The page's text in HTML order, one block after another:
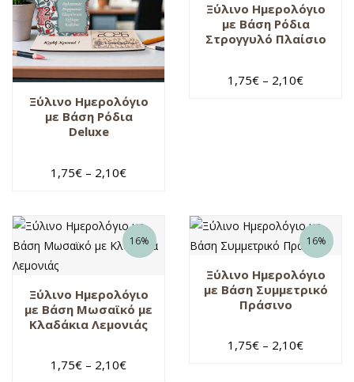
Ξύλινο Ημερολόγιο
με Βάση Ρόδια
Deluxe
1,75€ – 2,10€
Ξύλινο Ημερολόγιο
με Βάση Ρόδια
Στρογγυλό Πλαίσιο
1,75€ – 2,10€
16%
Ξύλινο Ημερολόγιο
με Βάση Μωσαϊκό με
Κλαδάκια Λεμονιάς
1,75€ – 2,10€
16%
Ξύλινο Ημερολόγιο
με Βάση Συμμετρικό
Πράσινο
1,75€ – 2,10€